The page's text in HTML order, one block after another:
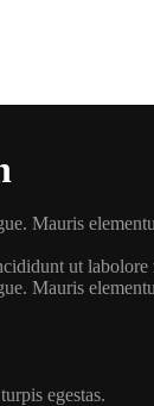
Mauris
ut
Mauris
egestas.